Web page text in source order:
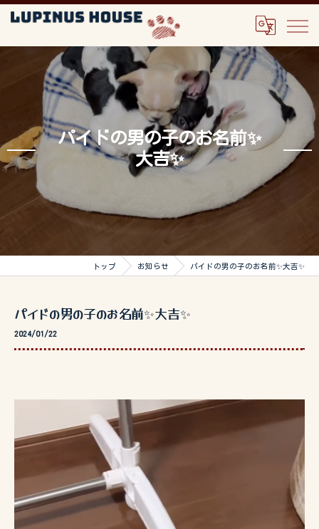
パイドの男の子のお名前✨
大吉✨
トップ お知らせ パイドの男の子のお名前✨大吉✨
パイドの男の子のお名前✨大吉✨
2024/01/22